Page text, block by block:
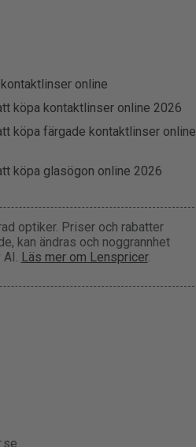
online
köpa kontaktlinser online 2026
köpa färgade kontaktlinser online
köpa glasögon online 2026
optiker. Priser och rabatter
kan ändras och noggrannhet
Läs mer om Lenspricer.